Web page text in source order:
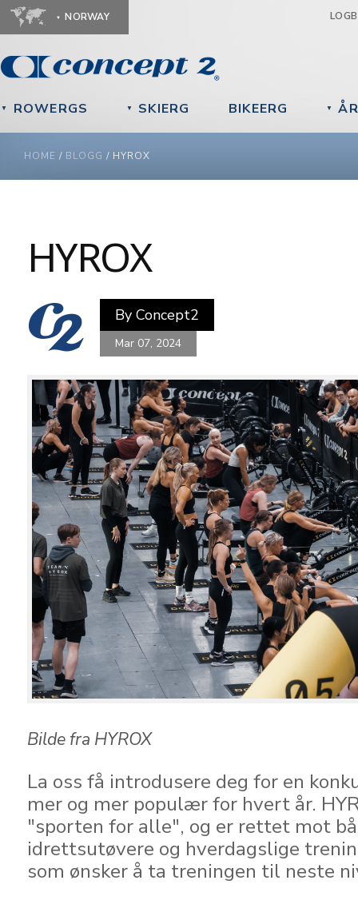
NORWAY
▼ ROWERGS ▼ SKIERG BIKEERG ▼
YOU ARE HERE
HOME / BLOGG / HYROX
HYROX
By Concept2
Mar 07, 2024
Bilde fra HYROX
La oss få introdusere deg for en
mer og mer populær for hvert år.
"sporten for alle", og er rettet mot
idrettsutøvere og hverdagslige
som ønsker å ta treningen til neste